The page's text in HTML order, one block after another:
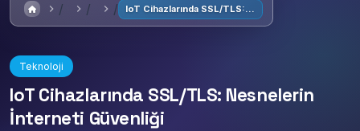
IoT Cihazlarında SSL/TLS: Nesnelerin İnterneti Güvenliği
Teknoloji
IoT Cihazlarında SSL/TLS: Nesnelerin
İnterneti Güvenliği